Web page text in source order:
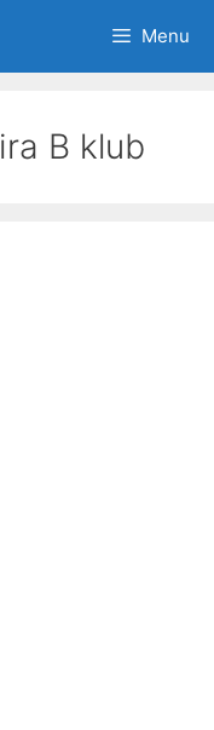
Menu
B klub